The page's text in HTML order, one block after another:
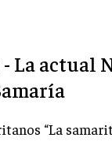
La actual
“La